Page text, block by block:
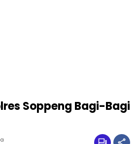
Soppeng Bagi-Bagi